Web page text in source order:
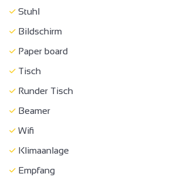
Stuhl
Bildschirm
Paper board
Tisch
Runder Tisch
Beamer
Wifi
Klimaanlage
Empfang